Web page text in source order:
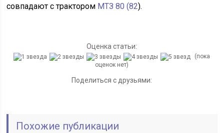
совпадают с трактором МТЗ 80 (82).
Оценка статьи:
(пока
оценок нет)
Поделиться с друзьями:
Похожие публикации